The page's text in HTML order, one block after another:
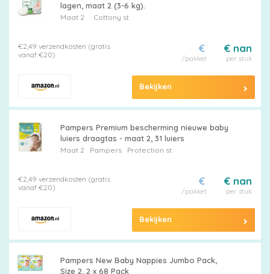
lagen, maat 2 (3-6 kg).
Maat 2 Cottony st
€2,49 verzendkosten (gratis
vanaf €20)
€ nan
per stuk
€
/pakket
Bekijken
Pampers Premium bescherming nieuwe baby
luiers draagtas - maat 2, 31 luiers
Maat 2 PampersProtection st
€2,49 verzendkosten (gratis
vanaf €20)
€ nan
per stuk
€
/pakket
Bekijken
Pampers New Baby Nappies Jumbo Pack,
Size 2, 2 x 68 Pack